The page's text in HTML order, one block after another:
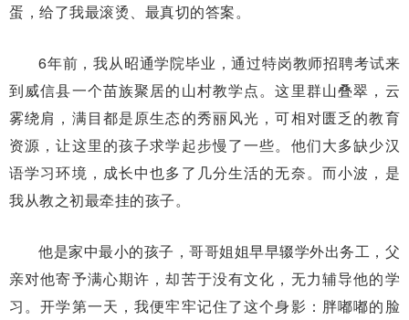
蛋，给了我最滚烫、最真切的答案。
6年前，我从昭通学院毕业，通过特岗教师招聘考试来
到威信县一个苗族聚居的山村教学点。这里群山叠翠，云
雾绕肩，满目都是原生态的秀丽风光，可相对匮乏的教育
资源，让这里的孩子求学起步慢了一些。他们大多缺少汉
语学习环境，成长中也多了几分生活的无奈。而小波，是
我从教之初最牵挂的孩子。
他是家中最小的孩子，哥哥姐姐早早辍学外出务工，父
亲对他寄予满心期许，却苦于没有文化，无力辅导他的学
习。开学第一天，我便牢牢记住了这个身影：胖嘟嘟的脸